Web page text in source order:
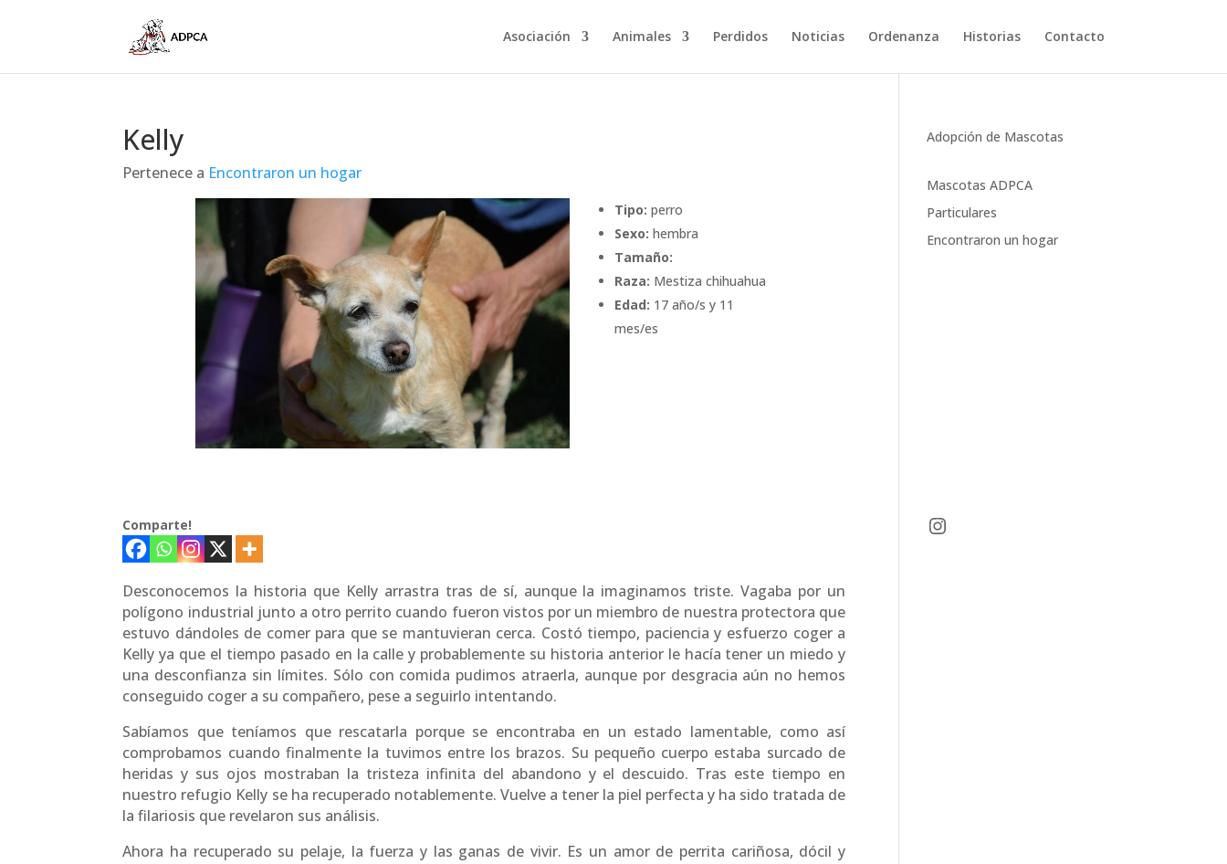
Asociación Animales Perdidos Noticias Ordenanza Historias Contacto
Kelly
Pertenece a Encontraron un hogar
Tipo: perro
Sexo: hembra
Tamaño:
Raza: Mestiza chihuahua
Edad: 17 año/s y 11
mes/es
Comparte!
Desconocemos la historia que Kelly arrastra tras de sí, aunque la imaginamos triste. Vagaba por un
polígono industrial junto a otro perrito cuando fueron vistos por un miembro de nuestra protectora que
estuvo dándoles de comer para que se mantuvieran cerca. Costó tiempo, paciencia y esfuerzo coger a
Kelly ya que el tiempo pasado en la calle y probablemente su historia anterior le hacía tener un miedo y
una desconfianza sin límites. Sólo con comida pudimos atraerla, aunque por desgracia aún no hemos
conseguido coger a su compañero, pese a seguirlo intentando.
Sabíamos que teníamos que rescatarla porque se encontraba en un estado lamentable, como así
comprobamos cuando finalmente la tuvimos entre los brazos. Su pequeño cuerpo estaba surcado de
heridas y sus ojos mostraban la tristeza infinita del abandono y el descuido. Tras este tiempo en
nuestro refugio Kelly se ha recuperado notablemente. Vuelve a tener la piel perfecta y ha sido tratada de
la filariosis que revelaron sus análisis.
Ahora ha recuperado su pelaje, la fuerza y las ganas de vivir. Es un amor de perrita cariñosa, dócil y
Adopción de Mascotas
Mascotas ADPCA
Particulares
Encontraron un hogar
Instagram